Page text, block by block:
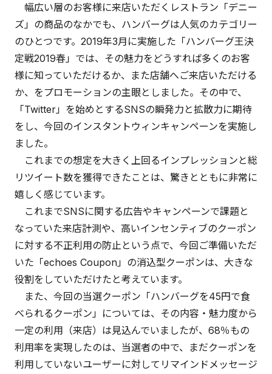
幅広い層のお客様に来店いただくレストラン「デニー
ズ」の商品のなかでも、ハンバーグは人気のカテゴリー
のひとつです。2019年3月に実施した「ハンバーグ王決
定戦2019春」では、その魅力をどうすれば多くのお客
様に知っていただけるか、また店舗へご来店いただける
か、をプロモーションの主眼としました。その中で、
「Twitter」を始めとするSNSの瞬発力と拡散力に期待
をし、今回のインスタントウィンキャンペーンを実施し
ました。
これまでの想定を大きく上回るインプレッションと総
リツイート数を獲得できたことは、驚きとともに非常に
嬉しく感じています。
これまでSNSに関する広告やキャンペーンで課題と
なっていた来店計測や、高いインセンティブのクーポン
に対する不正利用の防止という点で、今回ご準備いただ
いた「echoes Coupon」の消込型クーポンは、大きな
役割をしていただけたと考えています。
また、今回の当選クーポン「ハンバーグを45円で食
べられるクーポン」については、その内容・魅力度から
一定の利用（来店）は見込んでいましたが、68％もの
利用率を実現したのは、当選者の中で、まだクーポンを
利用していないユーザーに対してリマインドメッセージ